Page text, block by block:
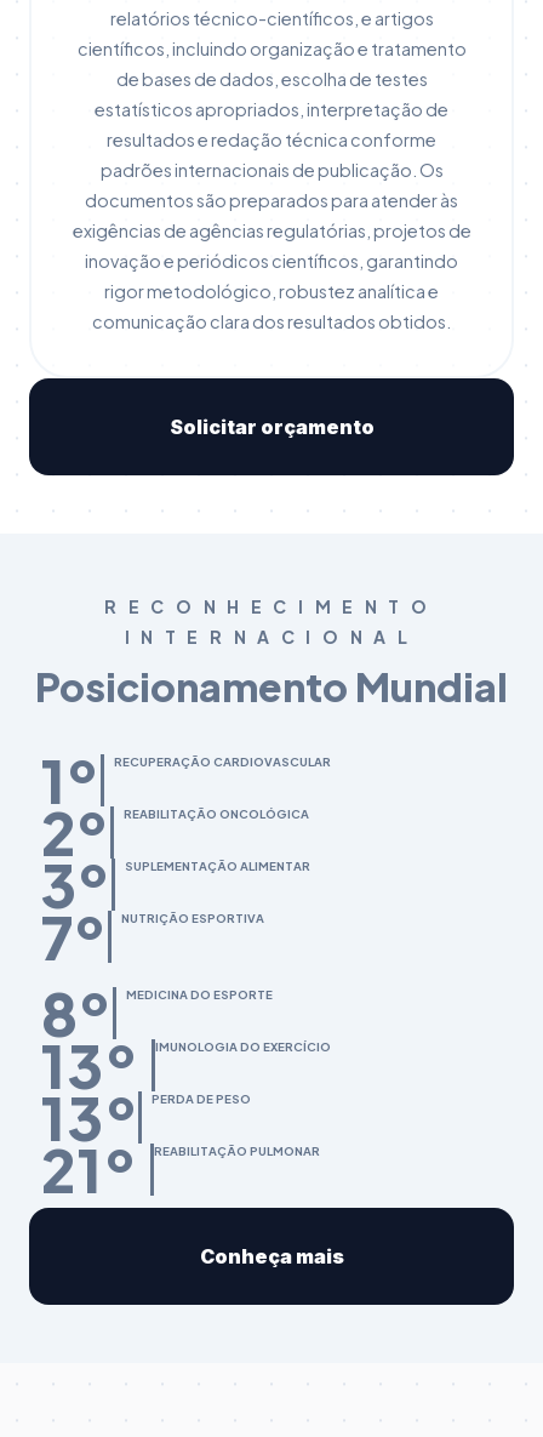
relatórios técnico-científicos, e artigos
científicos, incluindo organização e tratamento
de bases de dados, escolha de testes
estatísticos apropriados, interpretação de
resultados e redação técnica conforme
padrões internacionais de publicação. Os
documentos são preparados para atender às
exigências de agências regulatórias, projetos de
inovação e periódicos científicos, garantindo
rigor metodológico, robustez analítica e
comunicação clara dos resultados obtidos.
Solicitar orçamento
RECONHECIMENTO
INTERNACIONAL
Posicionamento Mundial
1º RECUPERAÇÃO CARDIOVASCULAR
2º REABILITAÇÃO ONCOLÓGICA
3º SUPLEMENTAÇÃO ALIMENTAR
7º NUTRIÇÃO ESPORTIVA
8º MEDICINA DO ESPORTE
13º IMUNOLOGIA DO EXERCÍCIO
13º PERDA DE PESO
21º REABILITAÇÃO PULMONAR
Conheça mais